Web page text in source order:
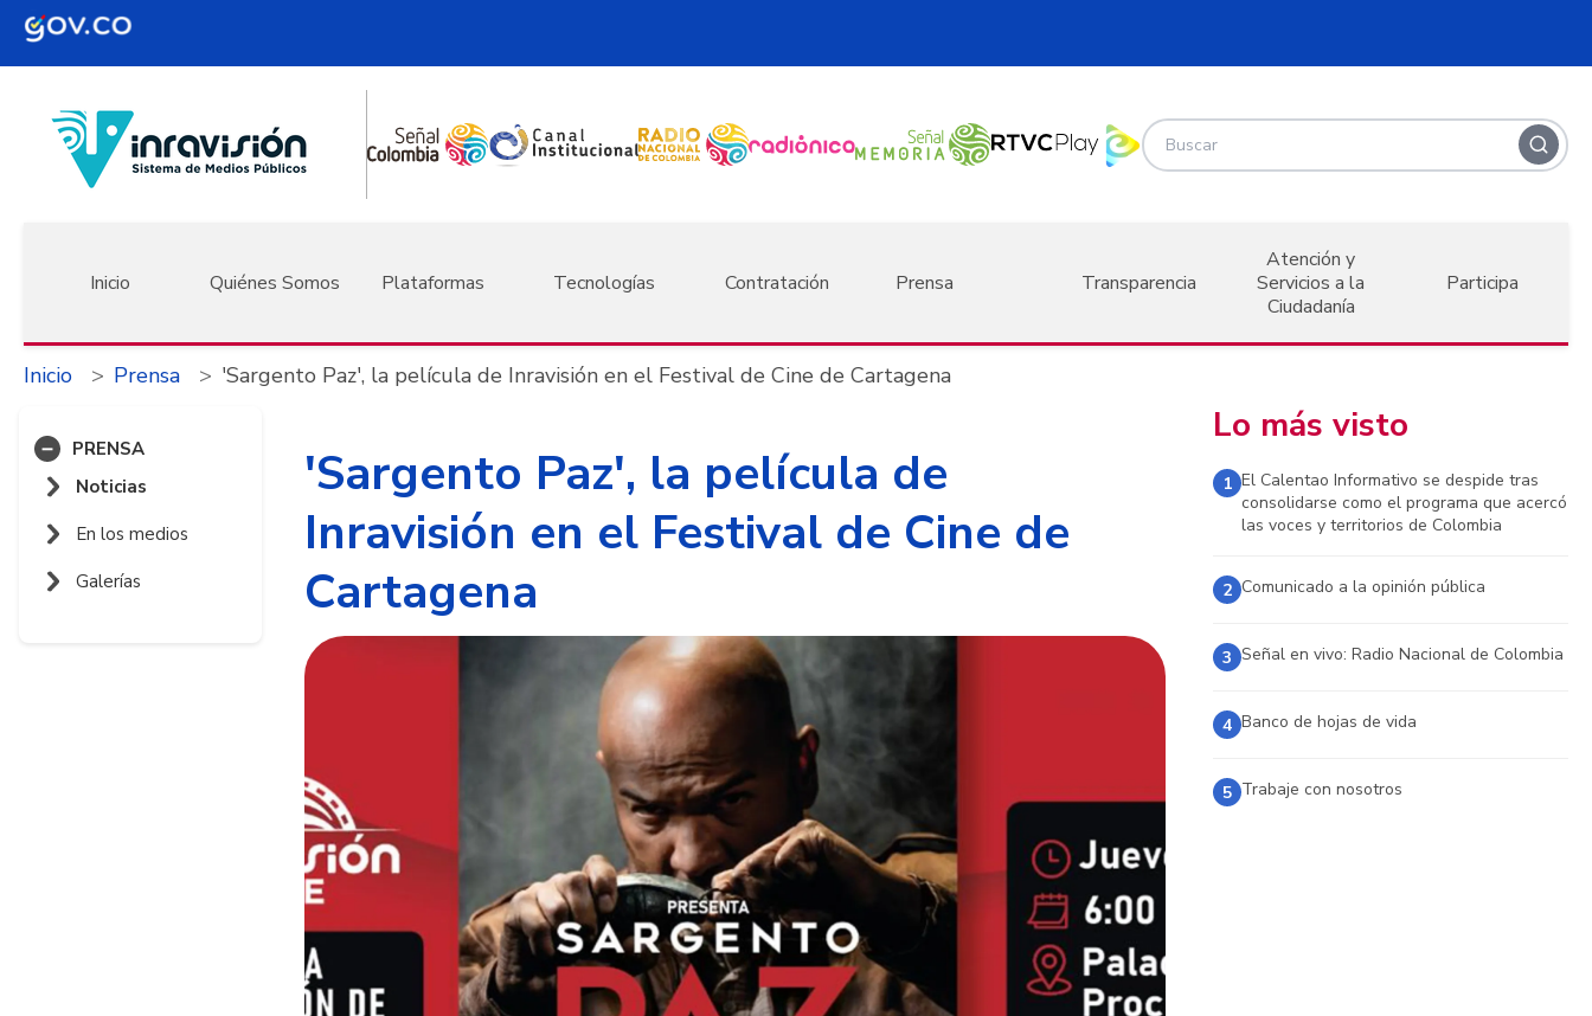
Pasar al contenido principal
Inicio Quiénes Somos Plataformas Tecnologías Contratación Prensa Transparencia
Atención y
Servicios a la
Ciudadanía
Participa
Inicio Prensa 'Sargento Paz', la película de Inravisión en el Festival de Cine de Cartagena
PRENSA
Noticias
En los medios
Galerías
'Sargento Paz', la película de
Inravisión en el Festival de Cine de
Cartagena
Lo más visto
1 El Calentao Informativo se despide tras
consolidarse como el programa que acercó
las voces y territorios de Colombia
2 Comunicado a la opinión pública
3 Señal en vivo: Radio Nacional de Colombia
4 Banco de hojas de vida
5 Trabaje con nosotros